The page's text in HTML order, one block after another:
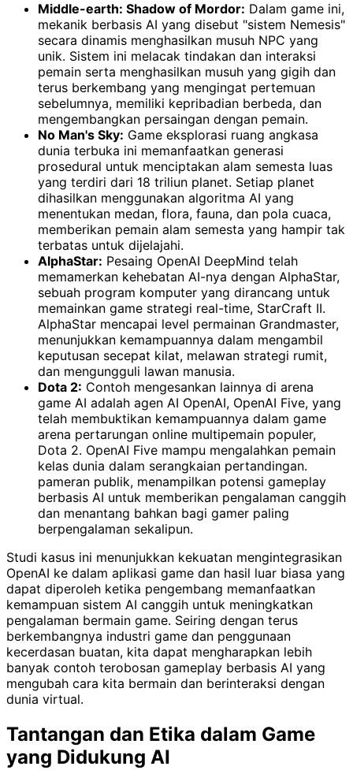
Middle-earth: Shadow of Mordor: Dalam game ini,
mekanik berbasis AI yang disebut "sistem Nemesis"
secara dinamis menghasilkan musuh NPC yang
unik. Sistem ini melacak tindakan dan interaksi
pemain serta menghasilkan musuh yang gigih dan
terus berkembang yang mengingat pertemuan
sebelumnya, memiliki kepribadian berbeda, dan
mengembangkan persaingan dengan pemain.
No Man's Sky: Game eksplorasi ruang angkasa
dunia terbuka ini memanfaatkan generasi
prosedural untuk menciptakan alam semesta luas
yang terdiri dari 18 triliun planet. Setiap planet
dihasilkan menggunakan algoritma AI yang
menentukan medan, flora, fauna, dan pola cuaca,
memberikan pemain alam semesta yang hampir tak
terbatas untuk dijelajahi.
AlphaStar: Pesaing OpenAI DeepMind telah
memamerkan kehebatan AI-nya dengan AlphaStar,
sebuah program komputer yang dirancang untuk
memainkan game strategi real-time, StarCraft II.
AlphaStar mencapai level permainan Grandmaster,
menunjukkan kemampuannya dalam mengambil
keputusan secepat kilat, melawan strategi rumit,
dan mengungguli lawan manusia.
Dota 2: Contoh mengesankan lainnya di arena
game AI adalah agen AI OpenAI, OpenAI Five, yang
telah membuktikan kemampuannya dalam game
arena pertarungan online multipemain populer,
Dota 2. OpenAI Five mampu mengalahkan pemain
kelas dunia dalam serangkaian pertandingan.
pameran publik, menampilkan potensi gameplay
berbasis AI untuk memberikan pengalaman canggih
dan menantang bahkan bagi gamer paling
berpengalaman sekalipun.
Studi kasus ini menunjukkan kekuatan mengintegrasikan
OpenAI ke dalam aplikasi game dan hasil luar biasa yang
dapat diperoleh ketika pengembang memanfaatkan
kemampuan sistem AI canggih untuk meningkatkan
pengalaman bermain game. Seiring dengan terus
berkembangnya industri game dan penggunaan
kecerdasan buatan, kita dapat mengharapkan lebih
banyak contoh terobosan gameplay berbasis AI yang
mengubah cara kita bermain dan berinteraksi dengan
dunia virtual.
Tantangan dan Etika dalam Game
yang Didukung AI